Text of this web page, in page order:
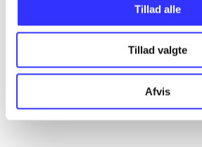
Tillad alle
Tillad valgte
Afvis
Artikler
Alle registrerede artikler fordelt på